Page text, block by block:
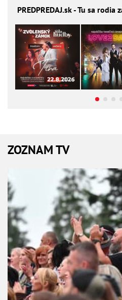
PREDPREDAJ.sk - Tu sa rodia
ZOZNAM TV